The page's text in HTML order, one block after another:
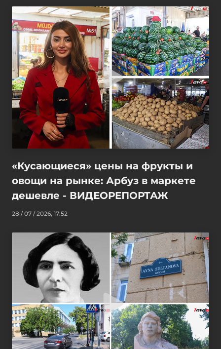
«Кусающиеся» цены на фрукты и
овощи на рынке: Арбуз в маркете
дешевле - ВИДЕОРЕПОРТАЖ
28 / 07 / 2026, 17:52